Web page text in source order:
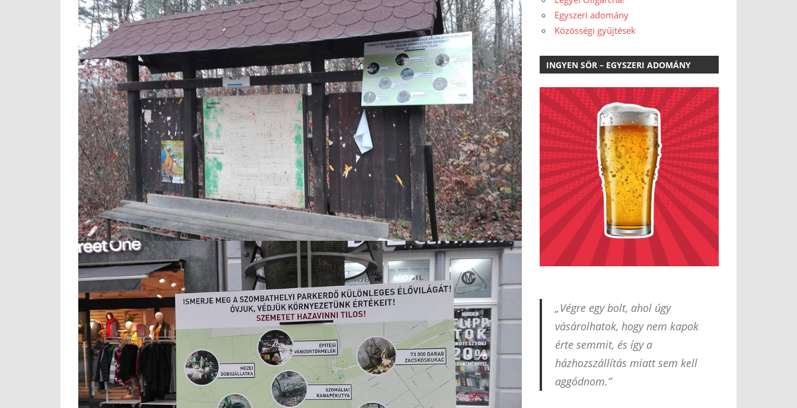
Egyszeri adomány
Közösségi gyűjtések
INGYEN SÖR – EGYSZERI ADOMÁNY
„Végre egy bolt, ahol úgy
vásárolhatok, hogy nem kapok
érte semmit, és így a
házhozszállítás miatt sem kell
aggódnom.”